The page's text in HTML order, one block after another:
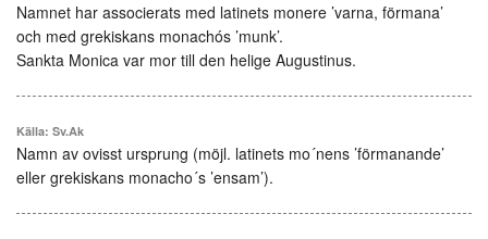
Namnet har associerats med latinets monere ’varna, förmana’
och med grekiskans monachós ’munk’.
Sankta Monica var mor till den helige Augustinus.
Källa: Sv.Ak
Namn av ovisst ursprung (möjl. latinets mo´nens ’förmanande’
eller grekiskans monacho´s ’ensam’).